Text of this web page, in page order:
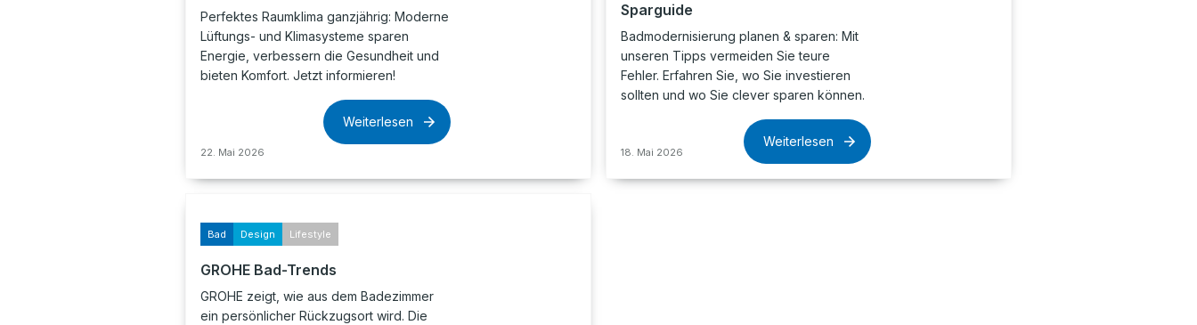
Perfektes Raumklima ganzjährig: Moderne
Lüftungs- und Klimasysteme sparen
Energie, verbessern die Gesundheit und
bieten Komfort. Jetzt informieren!
22. Mai 2026
Weiterlesen
Sparguide
Badmodernisierung planen & sparen: Mit
unseren Tipps vermeiden Sie teure
Fehler. Erfahren Sie, wo Sie investieren
sollten und wo Sie clever sparen können.
18. Mai 2026
Weiterlesen
Bad Design Lifestyle
GROHE Bad-Trends
GROHE zeigt, wie aus dem Badezimmer
ein persönlicher Rückzugsort wird. Die